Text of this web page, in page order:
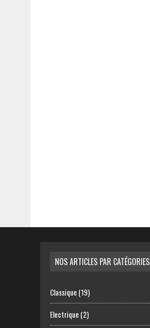
NOS ARTICLES PAR CATÉGORIES
Classique (19)
Electrique (2)